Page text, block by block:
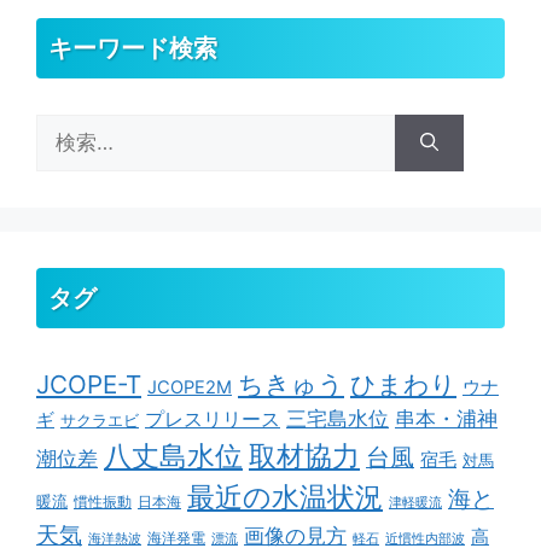
キーワード検索
索:
タグ
JCOPE-T JCOPE2M ちきゅう ひまわり
ウナ
ギ サクラエビ プレスリリース 三宅島水位 串本・浦神
潮位差 八丈島水位 取材協力 台風 宿毛 対馬
暖流 慣性振動 日本海 最近の水温状況 津軽暖流 海と
天気 海洋熱波 海洋発電 漂流 画像の見方 軽石 近慣性内部波 高